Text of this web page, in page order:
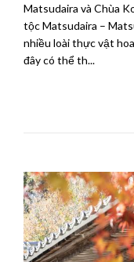
Matsudaira và Chùa
tộc Matsudaira –
nhiều loài thực vật
đây có thể th...